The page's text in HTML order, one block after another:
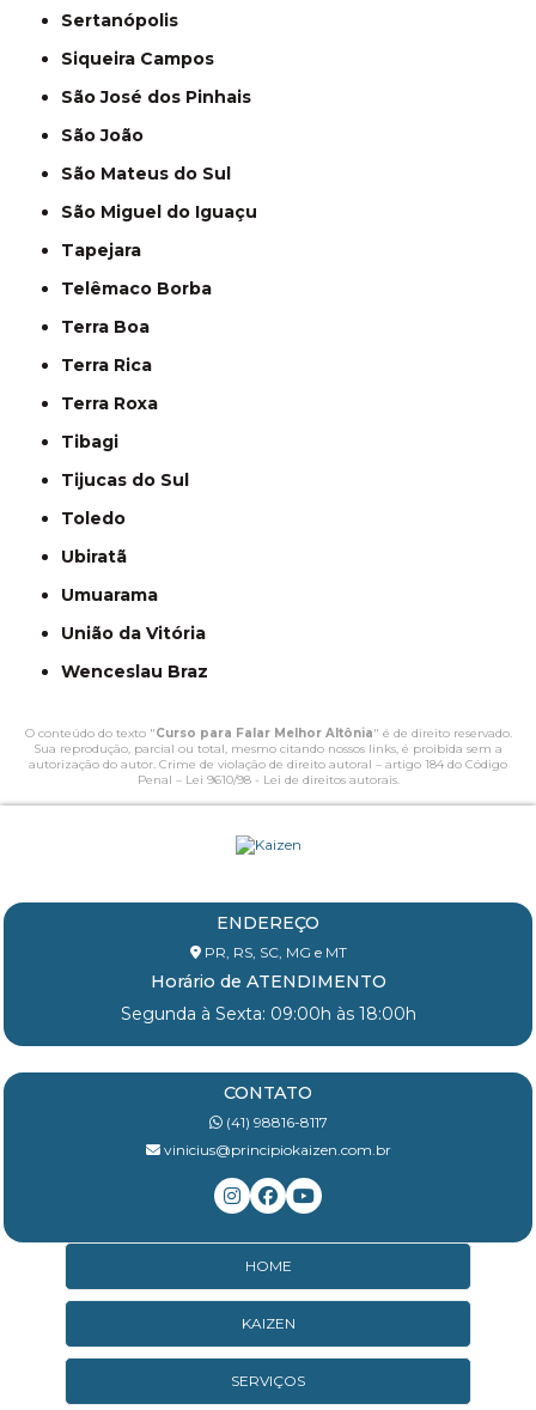
Sertanópolis
Siqueira Campos
São José dos Pinhais
São João
São Mateus do Sul
São Miguel do Iguaçu
Tapejara
Telêmaco Borba
Terra Boa
Terra Rica
Terra Roxa
Tibagi
Tijucas do Sul
Toledo
Ubiratã
Umuarama
União da Vitória
Wenceslau Braz
O conteúdo do texto "Curso para Falar Melhor Altônia" é de direito reservado.
Sua reprodução, parcial ou total, mesmo citando nossos links, é proibida sem a
autorização do autor. Crime de violação de direito autoral – artigo 184 do Código
Penal – Lei 9610/98 - Lei de direitos autorais.
ENDEREÇO
PR, RS, SC, MG e MT
Horário de ATENDIMENTO
Segunda à Sexta: 09:00h às 18:00h
CONTATO
(41) 98816-8117
vinicius@principiokaizen.com.br
HOME
KAIZEN
SERVIÇOS